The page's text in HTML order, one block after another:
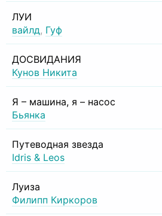
ЛУИ
вайлд, Гуф
ДОСВИДАНИЯ
Кунов Никита
Я – машина, я – насос
Бьянка
Путеводная звезда
Idris & Leos
Луиза
Филипп Киркоров